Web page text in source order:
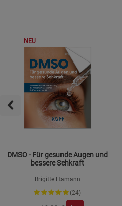
NEU
DMSO - Für gesunde Augen und
bessere Sehkraft
Brigitte Hamann
(24)